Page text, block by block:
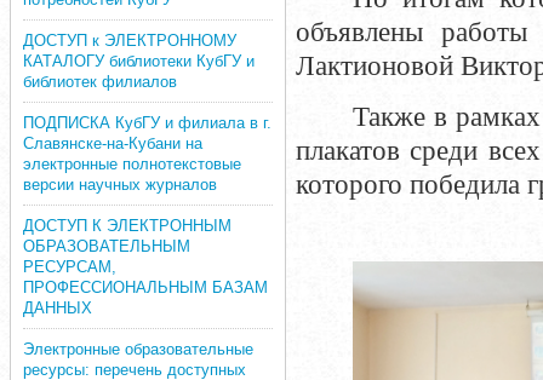
ДОСТУП к ЭЛЕКТРОННОМУ
КАТАЛОГУ библиотеки КубГУ и
библиотек филиалов
ПОДПИСКА КубГУ и филиала в г.
Славянске-на-Кубани на
электронные полнотекстовые
версии научных журналов
ДОСТУП К ЭЛЕКТРОННЫМ
ОБРАЗОВАТЕЛЬНЫМ
РЕСУРСАМ,
ПРОФЕССИОНАЛЬНЫМ БАЗАМ
ДАННЫХ
Электронные образовательные
ресурсы: перечень доступных
объявлены
Лактионовой
Также в
плакатов среди
которого